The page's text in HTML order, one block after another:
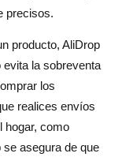
precisos.
producto, AliDrop
la sobreventa
los
realices envíos
hogar, como
se asegura de que